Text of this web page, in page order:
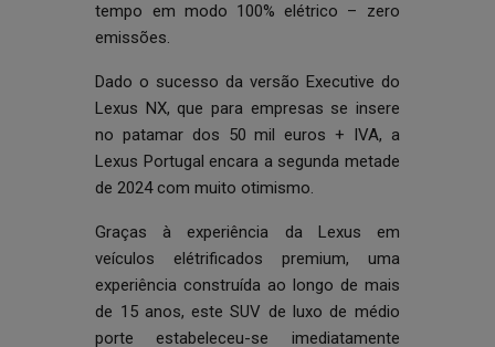
tempo em modo 100% elétrico – zero
emissões.
Dado o sucesso da versão Executive do
Lexus NX, que para empresas se insere
no patamar dos 50 mil euros + IVA, a
Lexus Portugal encara a segunda metade
de 2024 com muito otimismo.
Graças à experiência da Lexus em
veículos elétrificados premium, uma
experiência construída ao longo de mais
de 15 anos, este SUV de luxo de médio
porte estabeleceu-se imediatamente